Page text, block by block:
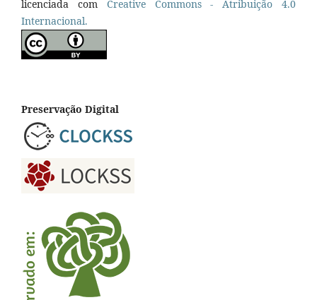
licenciada com Creative Commons - Atribuição 4.0
Internacional.
Preservação Digital